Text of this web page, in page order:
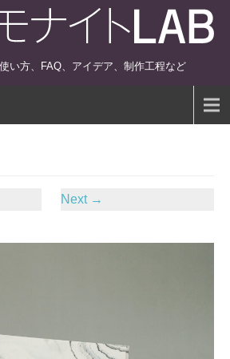
い方、FAQ、アイデア、制作工程など
Next →